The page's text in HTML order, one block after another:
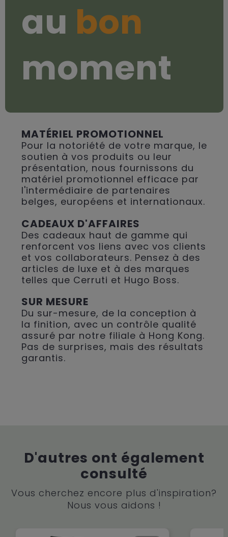
au bon
moment
MATÉRIEL PROMOTIONNEL
Pour la notoriété de votre marque, le
soutien à vos produits ou leur
présentation, nous fournissons du
matériel promotionnel efficace par
l'intermédiaire de partenaires
belges, européens et internationaux.
CADEAUX D'AFFAIRES
Des cadeaux haut de gamme qui
renforcent vos liens avec vos clients
et vos collaborateurs. Pensez à des
articles de luxe et à des marques
telles que Cerruti et Hugo Boss.
SUR MESURE
Du sur-mesure, de la conception à
la finition, avec un contrôle qualité
assuré par notre filiale à Hong Kong.
Pas de surprises, mais des résultats
garantis.
D'autres ont également
consulté
Vous cherchez encore plus d'inspiration?
Nous vous aidons !